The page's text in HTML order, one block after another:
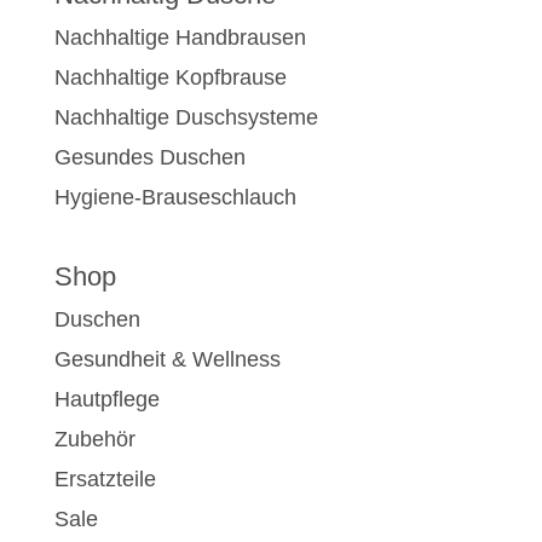
Nachhaltige Handbrausen
Nachhaltige Kopfbrause
Nachhaltige Duschsysteme
Gesundes Duschen
Hygiene-Brauseschlauch
Shop
Duschen
Gesundheit & Wellness
Hautpflege
Zubehör
Ersatzteile
Sale